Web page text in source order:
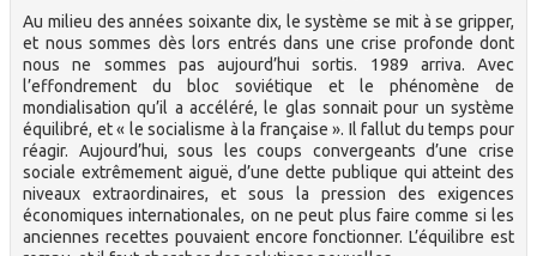
Au milieu des années soixante dix, le système se mit à se gripper,
et nous sommes dès lors entrés dans une crise profonde dont
nous ne sommes pas aujourd’hui sortis. 1989 arriva. Avec
l’effondrement du bloc soviétique et le phénomène de
mondialisation qu’il a accéléré, le glas sonnait pour un système
équilibré, et « le socialisme à la française ». Il fallut du temps pour
réagir. Aujourd’hui, sous les coups convergeants d’une crise
sociale extrêmement aiguë, d’une dette publique qui atteint des
niveaux extraordinaires, et sous la pression des exigences
économiques internationales, on ne peut plus faire comme si les
anciennes recettes pouvaient encore fonctionner. L’équilibre est